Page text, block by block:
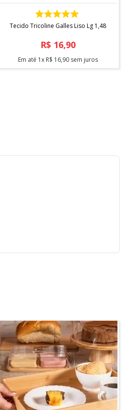
COMPRAR
Tecido Tricoline Galles Liso Lg 1,48
R$ 16,90
Em até 1x R$ 16,90 sem juros